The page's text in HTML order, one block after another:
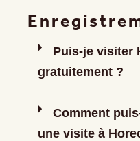
Puis-je visiter
gratuitement ?
Comment
une visite à